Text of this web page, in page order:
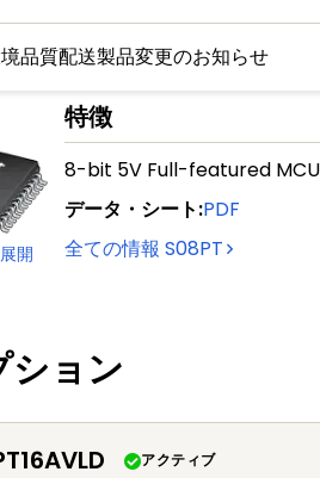
品質配送製品変更のお知らせ
開
特徴
8-bit 5V Full-featured MCU
データ・シート:PDF
全ての情報 S08PT
ション
アクティブ